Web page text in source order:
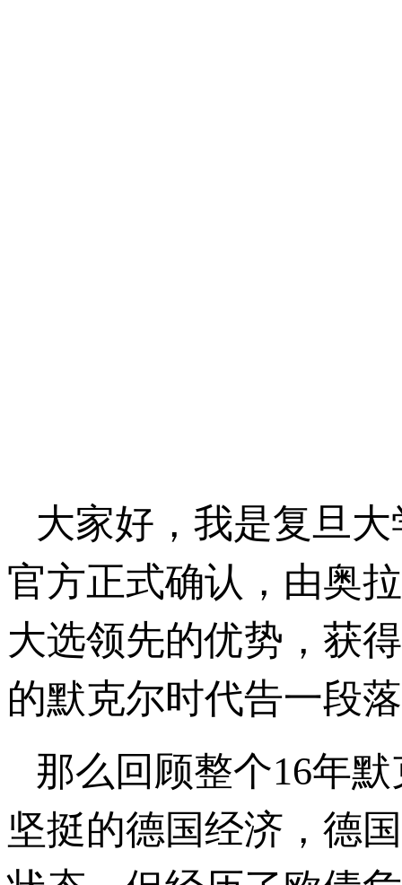
大家好，我是复旦
官方正式确认，由奥
大选领先的优势，获
的默克尔时代告一段
那么回顾整个16年
坚挺的德国经济，德